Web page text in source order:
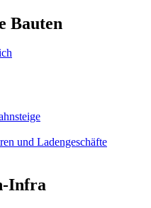
Bauten
und Ladengeschäfte
Infra